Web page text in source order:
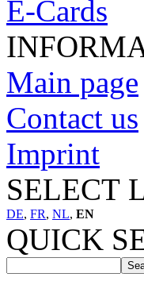
E-Cards
Main page
Contact us
Imprint
SELECT
DE, FR, NL, EN
QUICK